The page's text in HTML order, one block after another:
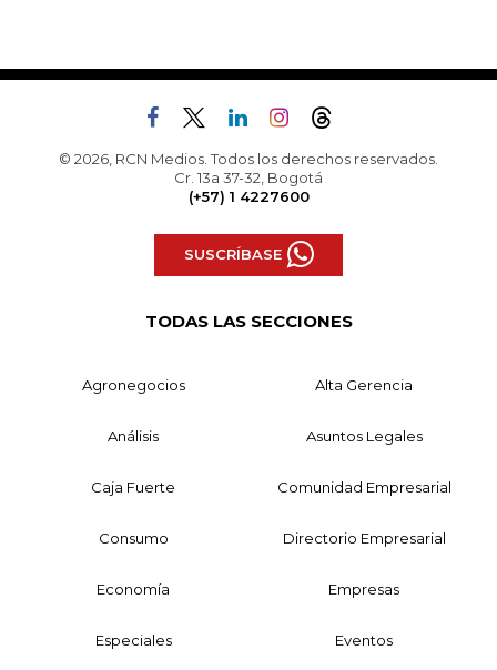
© 2026, RCN Medios. Todos los derechos reservados.
Cr. 13a 37-32, Bogotá
(+57) 1 4227600
SUSCRÍBASE
TODAS LAS SECCIONES
Agronegocios Alta Gerencia
Análisis Asuntos Legales
Caja Fuerte Comunidad Empresarial
Consumo Directorio Empresarial
Economía Empresas
Especiales Eventos